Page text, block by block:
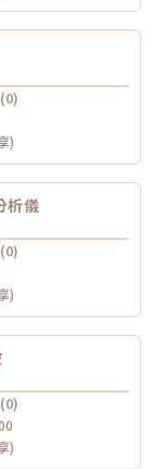
(0)
)
析儀
(0)
)
(0)
)